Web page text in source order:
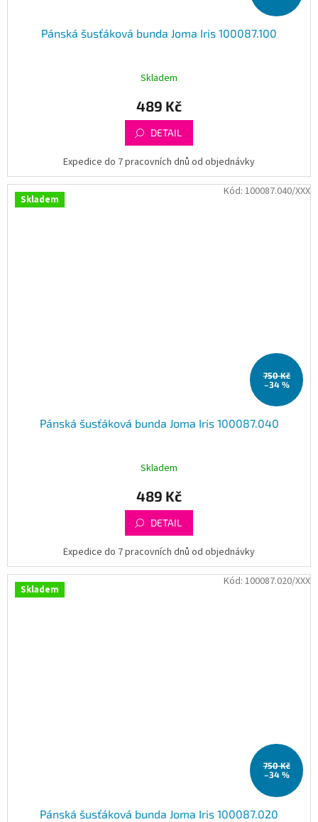
Pánská šusťáková bunda Joma Iris 100087.100
Skladem
489 Kč
DETAIL
Expedice do 7 pracovních dnů od objednávky
Skladem
750 Kč
–34 %
Pánská šusťáková bunda Joma Iris 100087.040
Skladem
489 Kč
DETAIL
Expedice do 7 pracovních dnů od objednávky
Kód: 100087.040/XXX
Skladem
750 Kč
–34 %
Pánská šusťáková bunda Joma Iris 100087.020
Kód: 100087.020/XXX